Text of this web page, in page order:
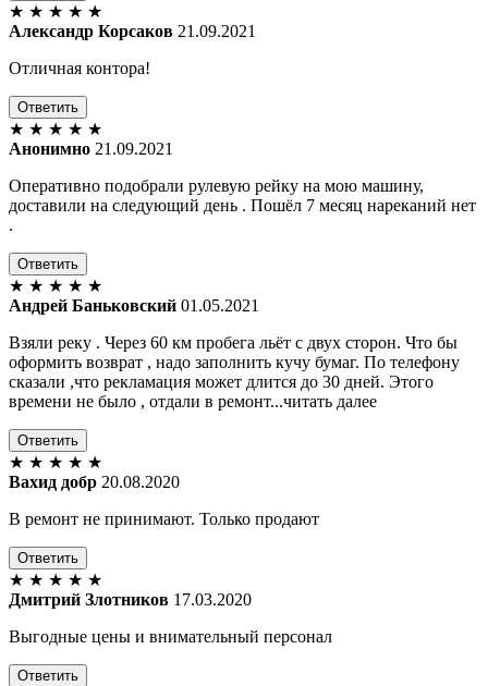
★ ★ ★ ★ ★
Александр Корсаков 21.09.2021
Отличная контора!
Ответить
★ ★ ★ ★ ★
Анонимно 21.09.2021
Оперативно подобрали рулевую рейку на мою машину,
доставили на следующий день . Пошёл 7 месяц нареканий нет
.
Ответить
★ ★ ★ ★ ★
Андрей Баньковский 01.05.2021
Взяли реку . Через 60 км пробега льёт с двух сторон. Что бы
оформить возврат , надо заполнить кучу бумаг. По телефону
сказали ,что рекламация может длится до 30 дней. Этого
времени не было , отдали в ремонт...читать далее
Ответить
★ ★ ★ ★ ★
Вахид добр 20.08.2020
В ремонт не принимают. Только продают
Ответить
★ ★ ★ ★ ★
Дмитрий Злотников 17.03.2020
Выгодные цены и внимательный персонал
Ответить